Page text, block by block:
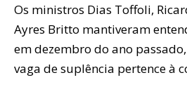
Os ministros Dias Toffoli,
Ayres Britto mantiveram
em dezembro do ano
vaga de suplência pertence à